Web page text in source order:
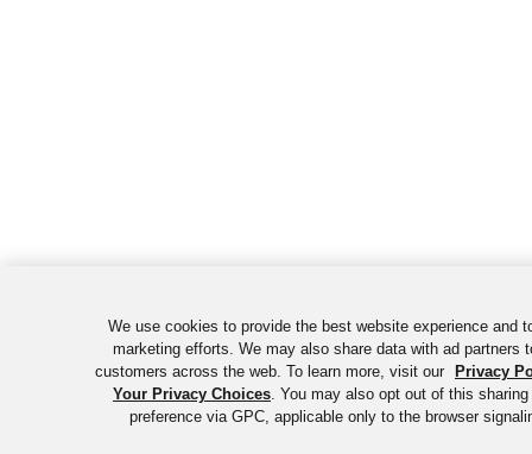
We use cookies to provide the best website experience and
marketing efforts. We may also share data with ad partners
customers across the web. To learn more, visit our
Privacy
Your Privacy Choices. You may also opt out of this
preference via GPC, applicable only to the browser